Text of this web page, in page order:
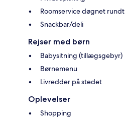
Roomservice døgnet rundt
Snackbar/deli
Rejser med børn
Babysitning (tillægsgebyr)
Børnemenu
Livredder på stedet
Oplevelser
Shopping